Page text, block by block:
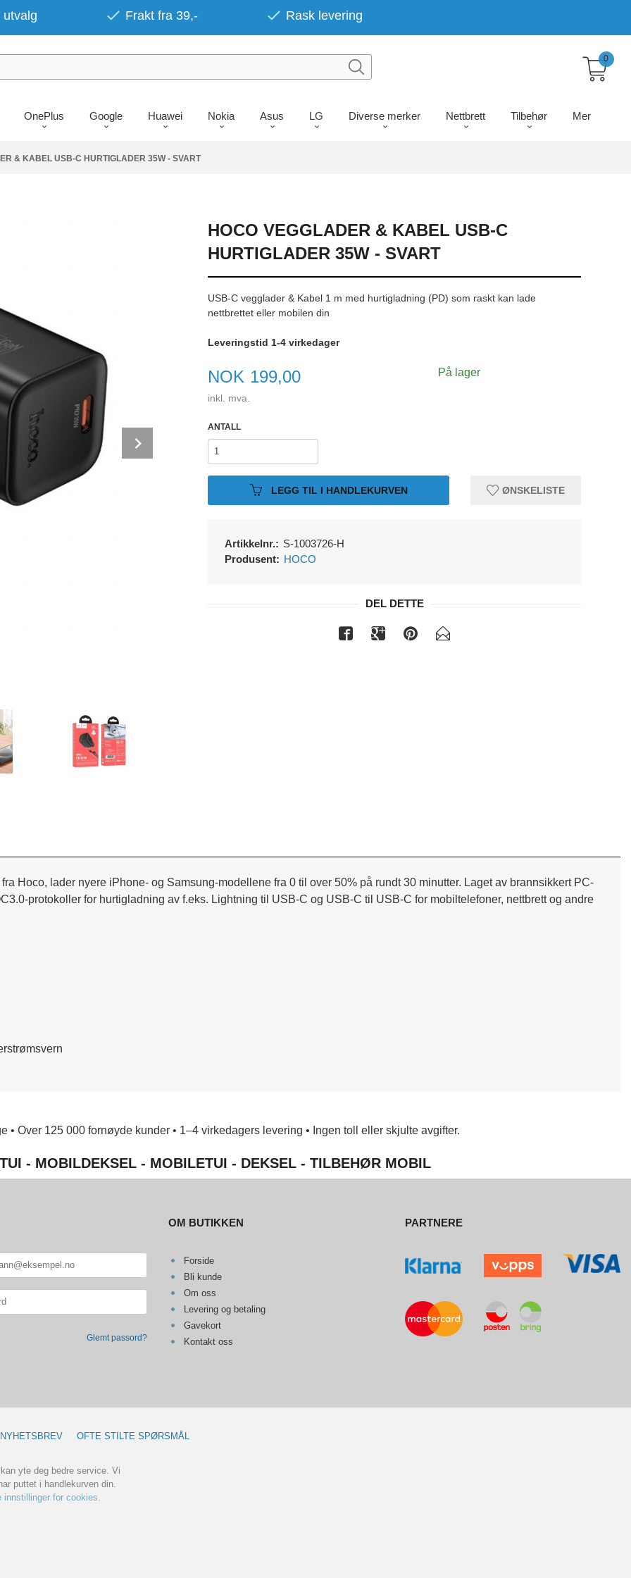
utvalg Frakt fra 39,- Rask levering
OnePlus Google Huawei Nokia Asus LG Diverse merker Nettbrett Tilbehør Mer
0
& KABEL USB-C HURTIGLADER 35W - SVART
HOCO VEGGLADER & KABEL USB-C
HURTIGLADER 35W - SVART
USB-C vegglader & Kabel 1 m med hurtigladning (PD) som raskt kan lade
nettbrettet eller mobilen din
Leveringstid 1-4 virkedager
Pris
NOK 199,00
inkl. mva.
På lager
ANTALL
LEGG TIL I HANDLEKURVEN ØNSKELISTE
Artikkelnr.: S-1003726-H
Produsent: HOCO
DEL DETTE
Hoco, lader nyere iPhone- og Samsung-modellene fra 0 til over 50% på rundt 30 minutter. Laget av brannsikkert PC-
protokoller for hurtigladning av f.eks. Lightning til USB-C og USB-C til USB-C for mobiltelefoner, nettbrett og andre
• Over 125 000 fornøyde kunder • 1–4 virkedagers levering • Ingen toll eller skjulte avgifter.
- MOBILDEKSEL - MOBILETUI - DEKSEL - TILBEHØR MOBIL
Glemt passord?
OM BUTIKKEN
Forside
Bli kunde
Om oss
Levering og betaling
Gavekort
Kontakt oss
PARTNERE
NYHETSBREV OFTE STILTE SPØRSMÅL
yte deg bedre service. Vi
puttet i handlekurven din.
innstillinger for cookies.